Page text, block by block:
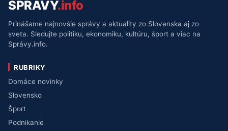
SPRÁVY.info
Prinášame najnovšie správy a aktuality zo Slovenska aj zo
sveta. Sledujte politiku, ekonomiku, kultúru, šport a viac na
Správy.info.
RUBRIKY
Domáce novinky
Slovensko
Šport
Podnikanie